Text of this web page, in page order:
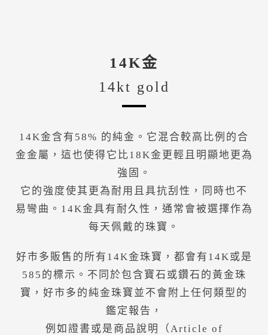
14K金
14kt gold
14K金含有58% 的純金。它混合較高比例的合
金金屬，這也使得它比18K金更輕且明顯地更為
強固。
它的強度使其更為耐用且具抗刮性，同時也不
易彎曲。14K金具有耐久性，通常會被選擇作為
每天佩戴的珠寶。
好市多販售的所有14K金珠寶，都會有14K或是
585的標示。不同於包含寶石或鑽石的黃金珠
寶，好市多的純金珠寶並不會附上任何類型的
鑑定報告，
例如證書或是商品說明（Article of